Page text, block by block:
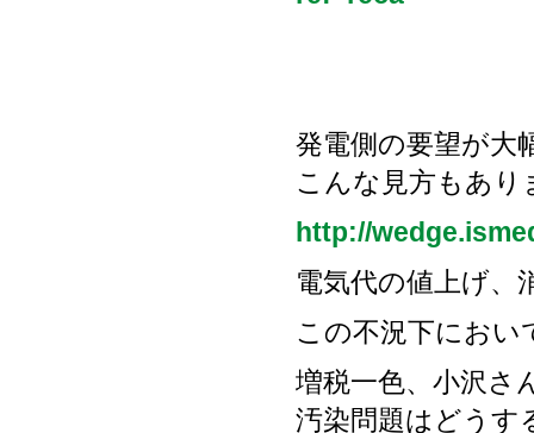
発電側の要望が大
こんな見方もあり
http://
電気代の値上げ、
この不況下におい
増税一色、小沢さ
汚染問題はどうす